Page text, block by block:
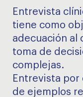
Entrevista
tiene como
adecuación al
toma de
complejas.
Entrevista por
de ejemplos